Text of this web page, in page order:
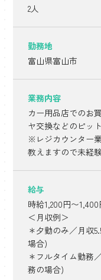
2人
勤務地
富山県富山市
業務内容
カー用品店でのお
ヤ交換などのピッ
※レジカウンター
教えますので未経
給与
時給1,200円〜1,400
＜月収例＞
＊夕勤のみ／月収
場合)
＊フルタイム勤務
務の場合)